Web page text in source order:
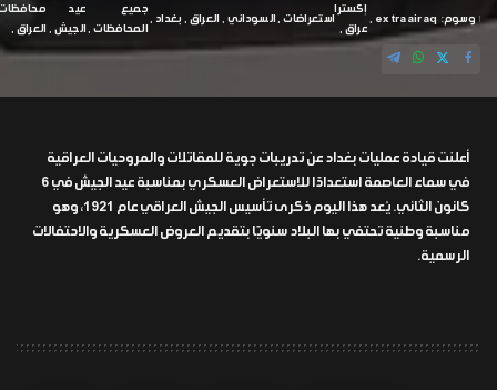
وسوم: extraairaq
إكسترا
عراق
استعراضات السوداني العراق بغداد
جميع
المحافظات
عيد
الجيش
العراق
أعلنت قيادة عمليات بغداد عن تدريبات جوية للمقاتلات والمروحيات العراقية
في سماء العاصمة استعدادًا للاستعراض العسكري بمناسبة عيد الجيش في 6
كانون الثاني. يُعد هذا اليوم ذكرى تأسيس الجيش العراقي عام 1921، وهو
مناسبة وطنية تحتفي بها البلاد سنويًا بتقديم العروض العسكرية والاحتفالات
الرسمية.